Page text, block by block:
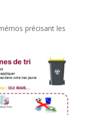
précisant les